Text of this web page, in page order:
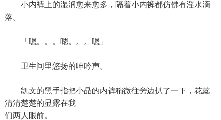
小内裤上的湿润愈来愈多，隔着小内裤都仿佛有淫水滴
落。
「嗯。。。嗯。。。嗯」
卫生间里悠扬的呻吟声。
凯文的黑手指把小晶的内裤稍微往旁边扒了一下，花蕊
清清楚楚的显露在我
们两人眼前。